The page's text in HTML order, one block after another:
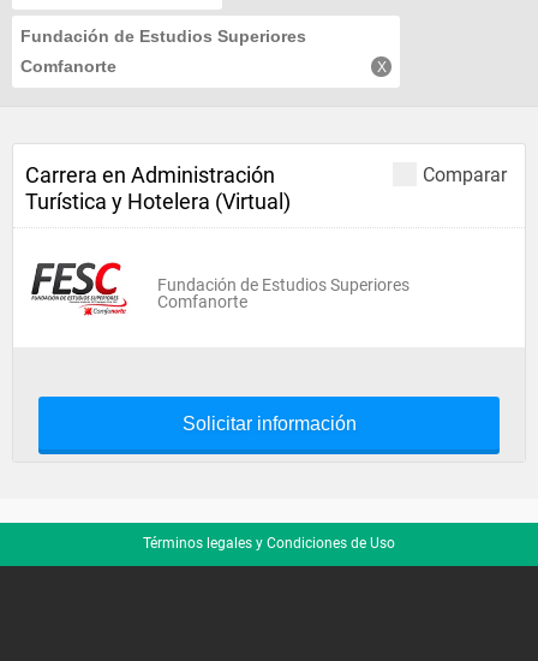
Fundación de Estudios Superiores
Comfanorte
Comparar
Carrera en Administración
Turística y Hotelera (Virtual)
Fundación de Estudios Superiores
Comfanorte
Solicitar información
Términos legales y Condiciones de Uso